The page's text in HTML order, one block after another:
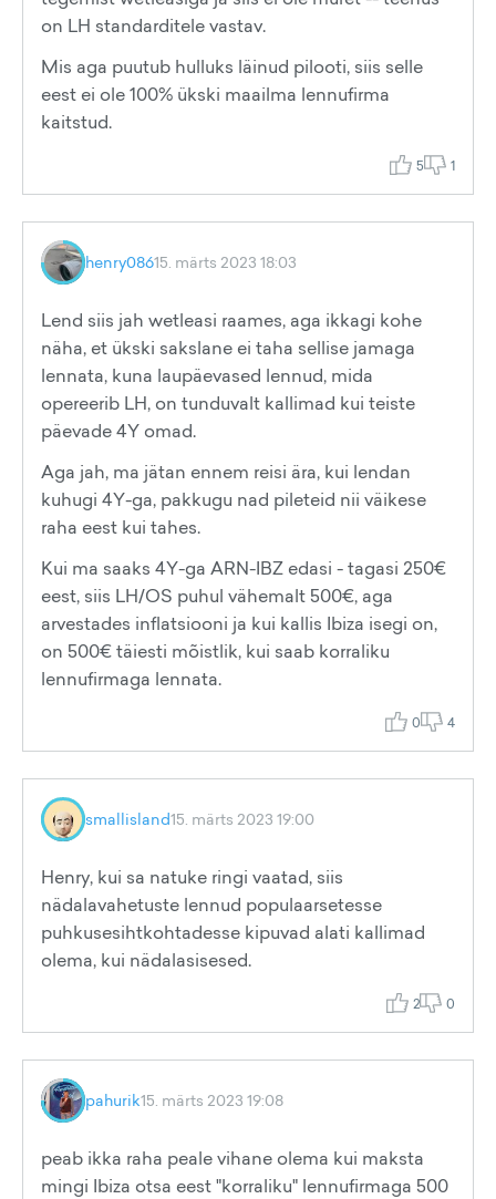
on LH standarditele vastav.
Mis aga puutub hulluks läinud pilooti, siis selle
eest ei ole 100% ükski maailma lennufirma
kaitstud.
5 1
henry08615. märts 2023 18:03
Lend siis jah wetleasi raames, aga ikkagi kohe
näha, et ükski sakslane ei taha sellise jamaga
lennata, kuna laupäevased lennud, mida
opereerib LH, on tunduvalt kallimad kui teiste
päevade 4Y omad.
Aga jah, ma jätan ennem reisi ära, kui lendan
kuhugi 4Y-ga, pakkugu nad pileteid nii väikese
raha eest kui tahes.
Kui ma saaks 4Y-ga ARN-IBZ edasi - tagasi 250€
eest, siis LH/OS puhul vähemalt 500€, aga
arvestades inflatsiooni ja kui kallis Ibiza isegi on,
on 500€ täiesti mõistlik, kui saab korraliku
lennufirmaga lennata.
0 4
smallisland15. märts 2023 19:00
Henry, kui sa natuke ringi vaatad, siis
nädalavahetuste lennud populaarsetesse
puhkusesihtkohtadesse kipuvad alati kallimad
olema, kui nädalasisesed.
2 0
pahurik15. märts 2023 19:08
peab ikka raha peale vihane olema kui maksta
mingi Ibiza otsa eest "korraliku" lennufirmaga 500